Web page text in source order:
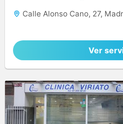
Calle Alonso Cano, 27,
Ver